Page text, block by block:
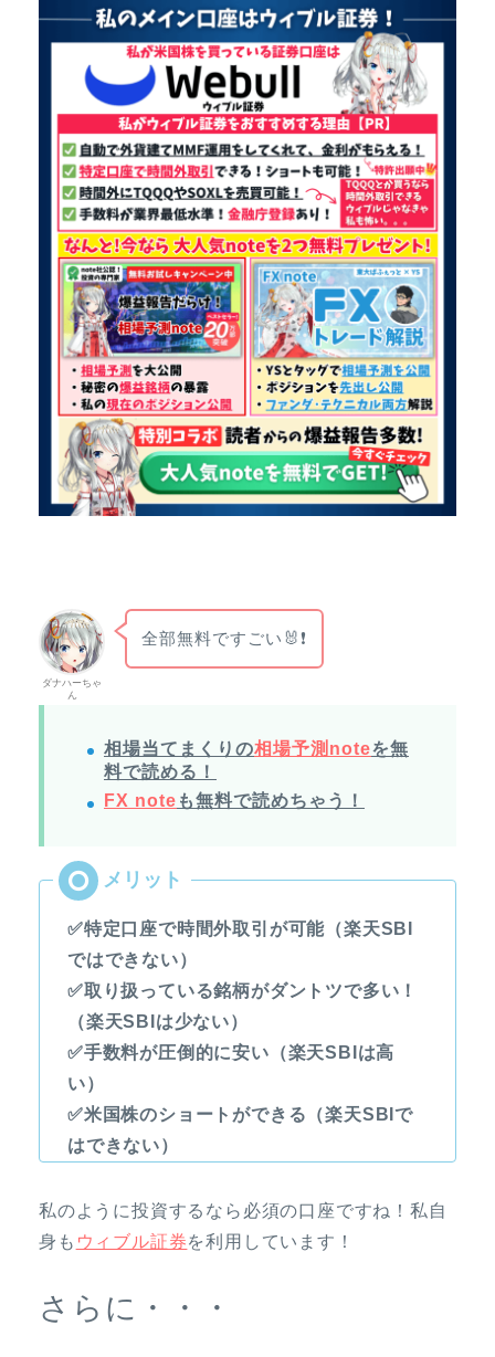
ダナハーちゃ
ん
全部無料ですごい🐰❗
相場当てまくりの相場予測noteを無
料で読める！
FX note も無料で読めちゃう！
✅特定口座で時間外取引が可能（楽天SBI
ではできない）
✅取り扱っている銘柄がダントツで多い！
（楽天SBIは少ない）
✅手数料が圧倒的に安い（楽天SBIは高
い）
✅米国株のショートができる（楽天SBIで
はできない）
私のように投資するなら必須の口座ですね！私自
身も ウィブル証券を利用しています！
さらに・・・